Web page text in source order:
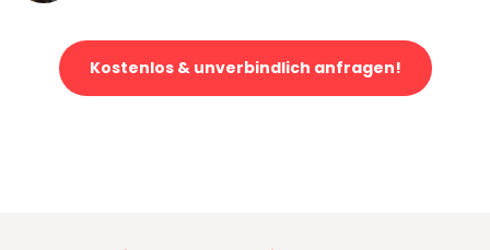
Kostenlos & unverbindlich anfragen!